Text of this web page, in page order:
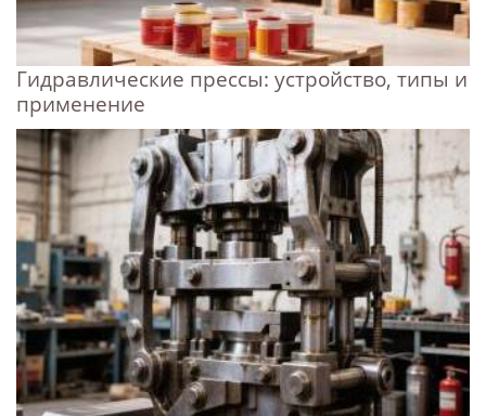
Гидравлические прессы: устройство, типы и
применение